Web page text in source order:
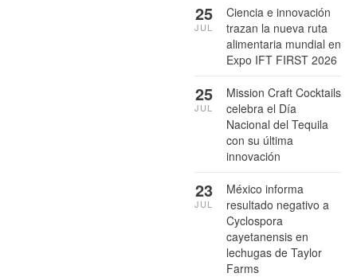
Ciencia e innovación
trazan la nueva ruta
alimentaria mundial en
Expo IFT FIRST 2026
25
JUL
Mission Craft Cocktails
celebra el Día
Nacional del Tequila
con su última
innovación
25
JUL
México informa
resultado negativo a
Cyclospora
cayetanensis en
lechugas de Taylor
Farms
23
JUL